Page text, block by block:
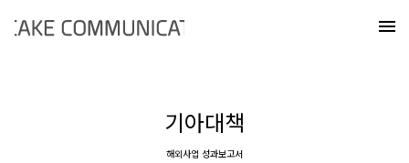
케이크커뮤니케이션즈 메
기아대책
해외사업 성과보고서